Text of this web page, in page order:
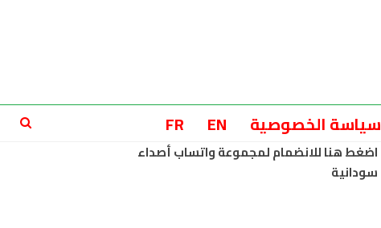
سياسة الخصوصية EN
FR
اضغط هنا للانضمام لمجموعة واتساب أصداء
سودانية